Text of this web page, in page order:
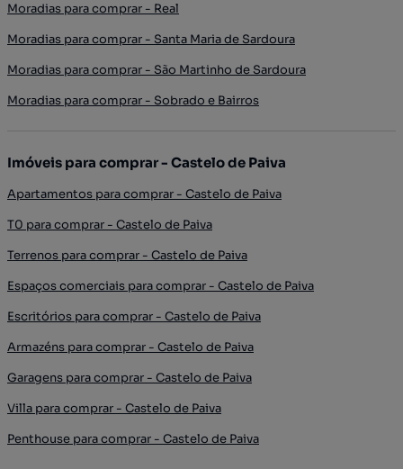
Moradias para comprar - Real
Moradias para comprar - Santa Maria de Sardoura
Moradias para comprar - São Martinho de Sardoura
Moradias para comprar - Sobrado e Bairros
Imóveis para comprar - Castelo de Paiva
Apartamentos para comprar - Castelo de Paiva
T0 para comprar - Castelo de Paiva
Terrenos para comprar - Castelo de Paiva
Espaços comerciais para comprar - Castelo de Paiva
Escritórios para comprar - Castelo de Paiva
Armazéns para comprar - Castelo de Paiva
Garagens para comprar - Castelo de Paiva
Villa para comprar - Castelo de Paiva
Penthouse para comprar - Castelo de Paiva